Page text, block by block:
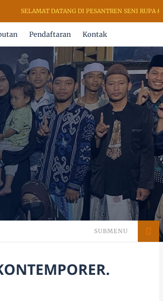
SELAMAT DATANG DI PESANTREN SENI RUPA &
Pendaftaran Kontak
SUBMENU